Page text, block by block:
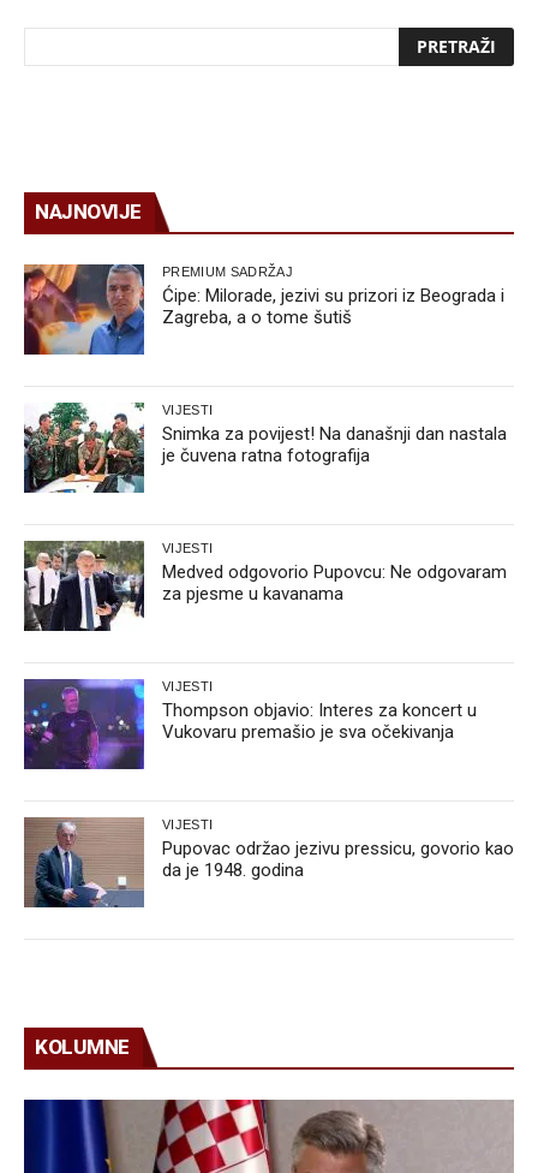
NAJNOVIJE
PREMIUM SADRŽAJ
Ćipe: Milorade, jezivi su prizori iz Beograda i
Zagreba, a o tome šutiš
VIJESTI
Snimka za povijest! Na današnji dan nastala
je čuvena ratna fotografija
VIJESTI
Medved odgovorio Pupovcu: Ne odgovaram
za pjesme u kavanama
VIJESTI
Thompson objavio: Interes za koncert u
Vukovaru premašio je sva očekivanja
VIJESTI
Pupovac održao jezivu pressicu, govorio kao
da je 1948. godina
KOLUMNE